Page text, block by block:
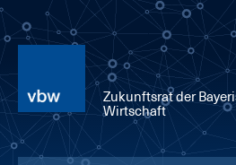
Zukunftsrat der
Wirtschaft